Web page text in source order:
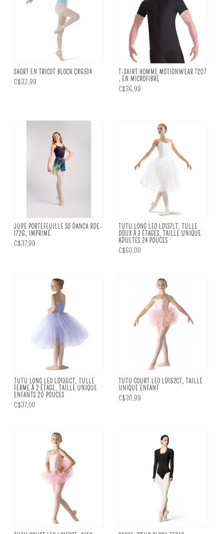
SHORT EN TRICOT BLOCH CR6514
C$32,99
T-SHIRT HOMME MOTIONWEAR 7207
, EN MICROFIBRE
C$36,99
JUPE PORTEFEUILLE SO DANCA RDE-
1726, IMPRIMÉ
C$37,99
TUTU LONG LEO LD137LT, TULLE
DOUX À 3 ÉTAGES, TAILLE UNIQUE
ADULTES 24 POUCES
C$60,00
TUTU LONG LEO LD136CT, TULLE
FERME À 2 ÉTAGE, TAILLE UNIQUE
ENFANTS 20 POUCES
C$37,00
TUTU COURT LEO LD152CT, TAILLE
UNIQUE ENFANT
C$30,99